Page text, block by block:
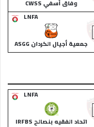
وفاق أسفي CWSS
LNFA
جمعية أجيال الكردان ASGG
LNFA
اتحاد الفقيه بنصالح IRFBS